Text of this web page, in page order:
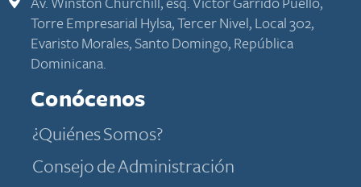
Torre Empresarial Hylsa, Tercer Nivel, Local 302,
Evaristo Morales, Santo Domingo, República
Dominicana.
Conócenos
​​​​​​¿Quiénes​ Somos​?​​​​​
Consejo de Administración